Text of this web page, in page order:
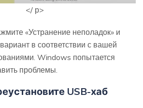
</ р>
«Устранение неполадок» и
в соответствии с вашей
Windows попытается
проблемы.
USB-хаб